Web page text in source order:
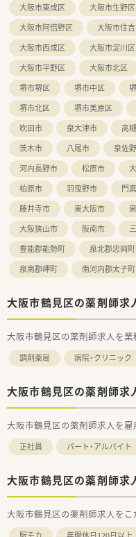
大阪市東成区
大阪市生野区
大阪市阿倍野区
大阪市住
大阪市西成区
大阪市淀川区
大阪市平野区
大阪市北区
堺市堺区
堺市中区
堺市北区
堺市美原区
吹田市
泉大津市 高
茨木市
八尾市 泉佐
河内長野市
松原市
柏原市
羽曳野市 門
藤井寺市
東大阪市
大阪狭山市
阪南市
豊能郡能勢町
泉北郡忠岡町
泉南郡岬町
南河内郡太子町
大阪市鶴見区の薬剤師求
大阪市鶴見区の薬剤師求人を業
調剤薬局 病院・クリニック
大阪市鶴見区の薬剤師求
大阪市鶴見区の薬剤師求人を雇
正社員 パート・アルバイト
大阪市鶴見区の薬剤師求
大阪市鶴見区の薬剤師求人をこ